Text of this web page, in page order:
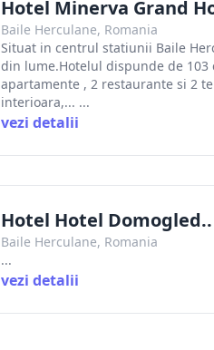
Hotel Minerva Grand
Baile Herculane, Romania
Situat in centrul statiunii Baile
din lume.Hotelul dispunde de 103
apartamente , 2 restaurante si 2
interioara,... ...
vezi detalii
Hotel Hotel Domogled..
Baile Herculane, Romania
...
vezi detalii